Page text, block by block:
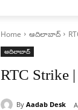
Home ఆదిలాబాద్
ఆదిలాబాద్
RTC
By Aadab Desk